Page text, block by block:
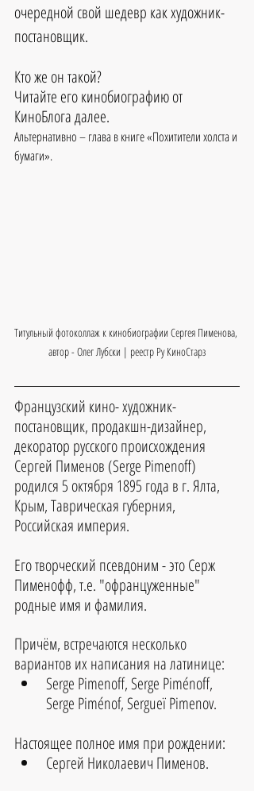
очередной свой шедевр как художник-
постановщик.
Кто же он такой?
Читайте его кинобиографию от
КиноБлога далее.
Альтернативно – глава в книге «Похитители холста и
бумаги».
Титульный фотоколлаж к кинобиографии Сергея Пименова,
автор - Олег Лубски | реестр Ру КиноСтарз
Французский кино- художник-
постановщик, продакшн-дизайнер,
декоратор русского происхождения
Сергей Пименов (Serge Pimenoff)
родился 5 октября 1895 года в г. Ялта,
Крым, Таврическая губерния,
Российская империя.
Его творческий псевдоним - это Серж
Пименофф, т.е. "офранцуженные"
родные имя и фамилия.
Причём, встречаются несколько
вариантов их написания на латинице:
Serge Pimenoff, Serge Piménoff,
Serge Piménof, Sergueï Pimenov.
Настоящее полное имя при рождении:
Сергей Николаевич Пименов.